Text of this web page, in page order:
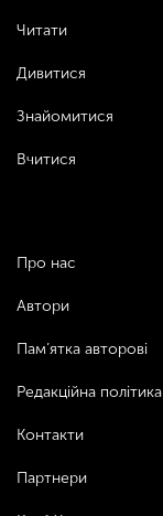
Читати
Дивитися
Знайомитися
Вчитися
Про нас
Автори
Пам’ятка авторові
Редакційна політика
Контакти
Партнери